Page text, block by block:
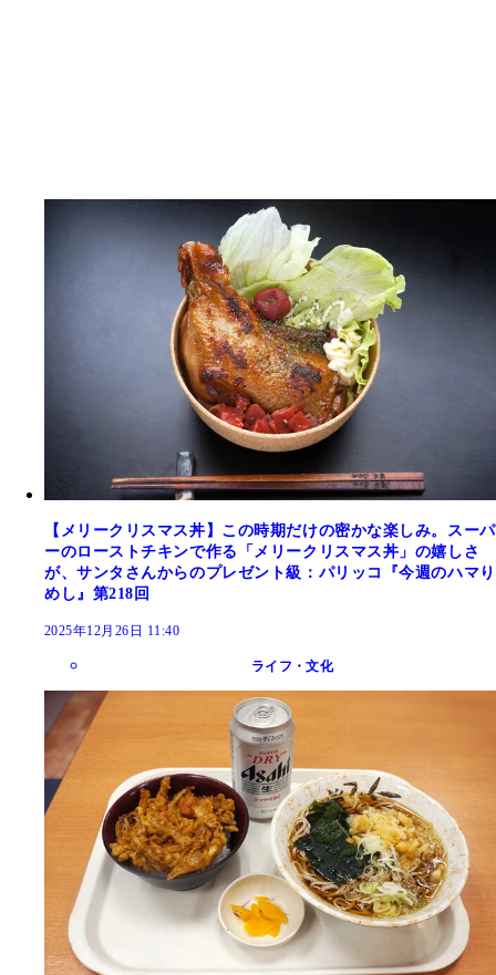
【メリークリスマス丼】この時期だけの密かな楽しみ。スーパ
ーのローストチキンで作る「メリークリスマス丼」の嬉しさ
が、サンタさんからのプレゼント級：パリッコ『今週のハマり
めし』第218回
2025年12月26日 11:40
ライフ・文化